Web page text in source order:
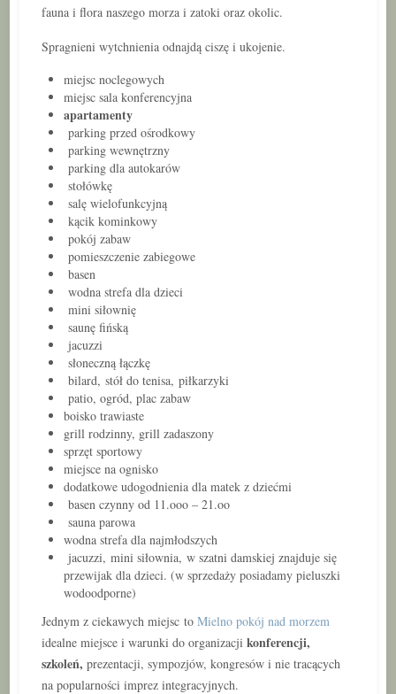
fauna i flora naszego morza i zatoki oraz okolic.
Spragnieni wytchnienia odnajdą ciszę i ukojenie.
miejsc noclegowych
miejsc sala konferencyjna
apartamenty
parking przed ośrodkowy
parking wewnętrzny
parking dla autokarów
stołówkę
salę wielofunkcyjną
kącik kominkowy
pokój zabaw
pomieszczenie zabiegowe
basen
wodna strefa dla dzieci
mini siłownię
saunę fińską
jacuzzi
słoneczną łączkę
bilard, stół do tenisa, piłkarzyki
patio, ogród, plac zabaw
boisko trawiaste
grill rodzinny, grill zadaszony
sprzęt sportowy
miejsce na ognisko
dodatkowe udogodnienia dla matek z dziećmi
basen czynny od 11.ooo – 21.oo
sauna parowa
wodna strefa dla najmłodszych
jacuzzi, mini siłownia, w szatni damskiej znajduje się
przewijak dla dzieci. (w sprzedaży posiadamy pieluszki
wodoodporne)
Jednym z ciekawych miejsc to Mielno pokój nad morzem
idealne miejsce i warunki do organizacji konferencji,
szkoleń, prezentacji, sympozjów, kongresów i nie tracących
na popularności imprez integracyjnych.